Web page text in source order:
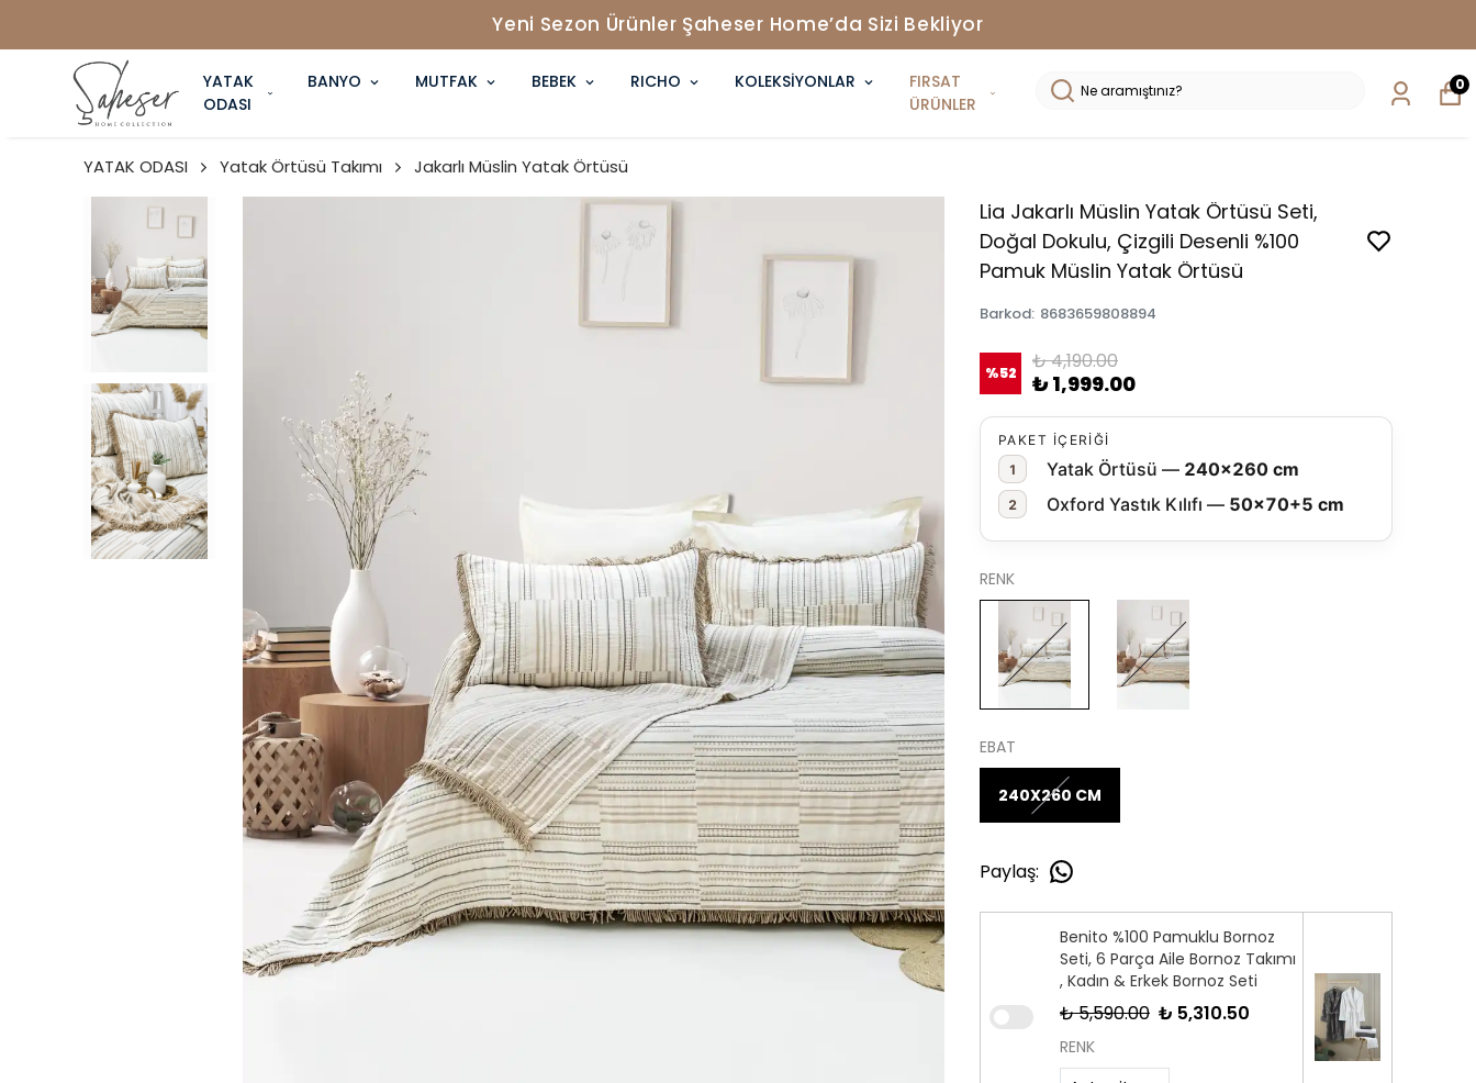
Yeni Sezon Ürünler Şaheser Home’da Sizi Bekliyor
YATAK
ODASI
BANYO MUTFAK BEBEK RICHO KOLEKSİYONLAR
FIRSAT
ÜRÜNLER
0
YATAK ODASI Yatak Örtüsü Takımı Jakarlı Müslin Yatak Örtüsü
Lia Jakarlı Müslin Yatak Örtüsü Seti,
Doğal Dokulu, Çizgili Desenli %100
Pamuk Müslin Yatak Örtüsü
Barkod: 8683659808894
%52 ₺ 4,190.00
₺ 1,999.00
PAKET İÇERİĞİ
1
Yatak Örtüsü — 240×260 cm
2 Oxford Yastık Kılıfı — 50×70+5 cm
RENK
EBAT
240X260 CM
Paylaş:
Benito %100 Pamuklu Bornoz
Seti, 6 Parça Aile Bornoz Takımı
, Kadın & Erkek Bornoz Seti
₺ 5,590.00 ₺ 5,310.50
RENK